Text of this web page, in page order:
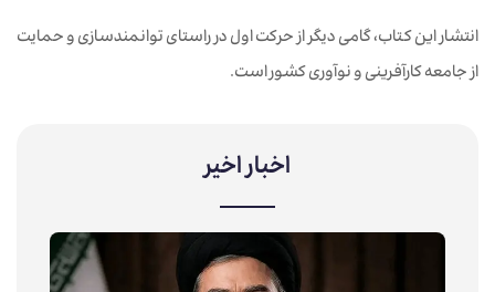
اخبار اخیر
انتشار این کتاب، گامی دیگر از حرکت اول در راستای توانمندسازی و حمایت
از جامعه کارآفرینی و نوآوری کشور است.